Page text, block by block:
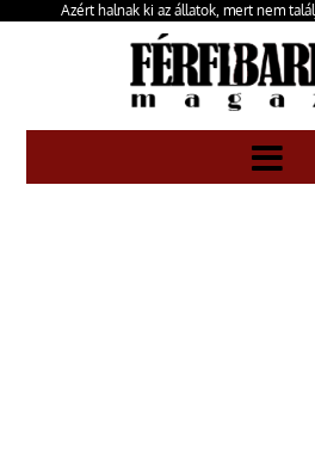
Azért halnak ki az állatok, mert nem